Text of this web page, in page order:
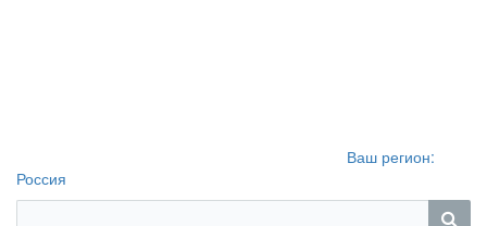
Ваш регион:
Россия